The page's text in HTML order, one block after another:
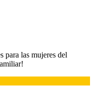
para las mujeres del